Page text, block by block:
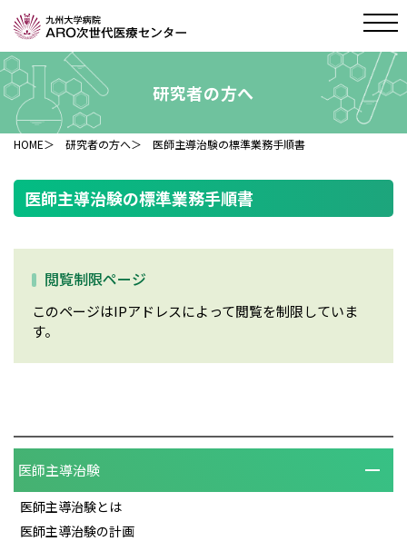
研究者の方へ
HOME＞ 研究者の方へ＞ 医師主導治験の標準業務手順書
医師主導治験の標準業務手順書
閲覧制限ページ
このページはIPアドレスによって閲覧を制限していま
す。
医師主導治験
医師主導治験とは
医師主導治験の計画